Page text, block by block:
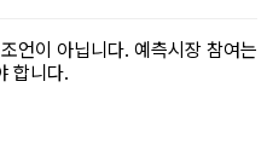
언이 아닙니다. 예측시장 참여는
합니다.